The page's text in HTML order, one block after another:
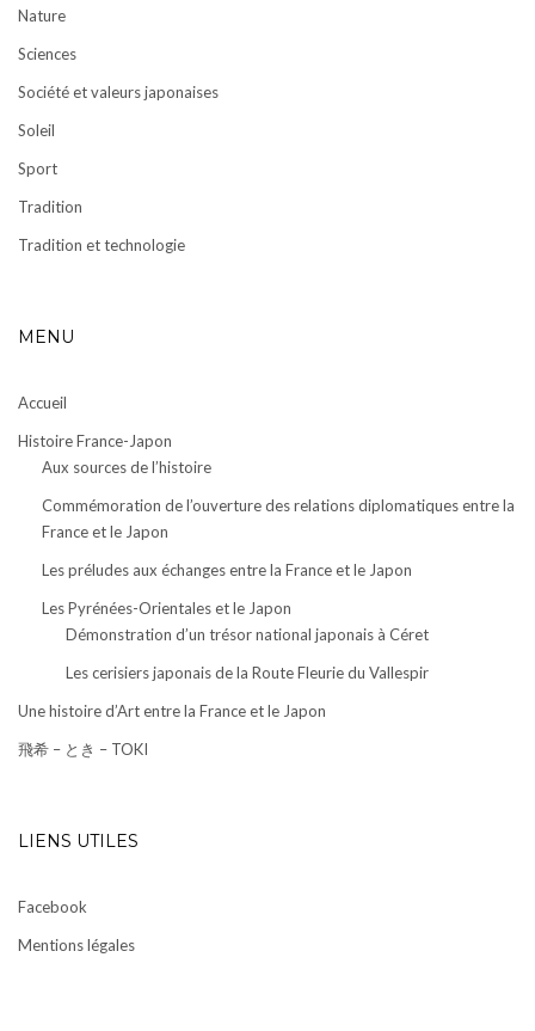
Nature
Sciences
Société et valeurs japonaises
Soleil
Sport
Tradition
Tradition et technologie
MENU
Accueil
Histoire France-Japon
Aux sources de l’histoire
Commémoration de l’ouverture des relations diplomatiques entre la
France et le Japon
Les préludes aux échanges entre la France et le Japon
Les Pyrénées-Orientales et le Japon
Démonstration d’un trésor national japonais à Céret
Les cerisiers japonais de la Route Fleurie du Vallespir
Une histoire d’Art entre la France et le Japon
飛希 – とき – TOKI
LIENS UTILES
Facebook
Mentions légales